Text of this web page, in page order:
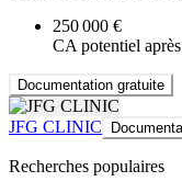
250 000 €
CA potentiel
Documentation gratuite
JFG CLINIC
Recherches populaires